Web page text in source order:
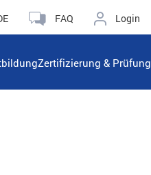
FAQ Login
Zertifizierung & Prüfung